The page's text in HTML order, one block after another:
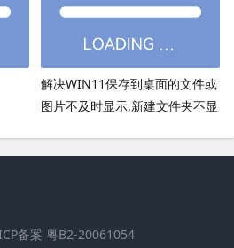
解决WIN11保存到桌面的文件或
图片不及时显示,新建文件夹不显
备案 粤B2-20061054